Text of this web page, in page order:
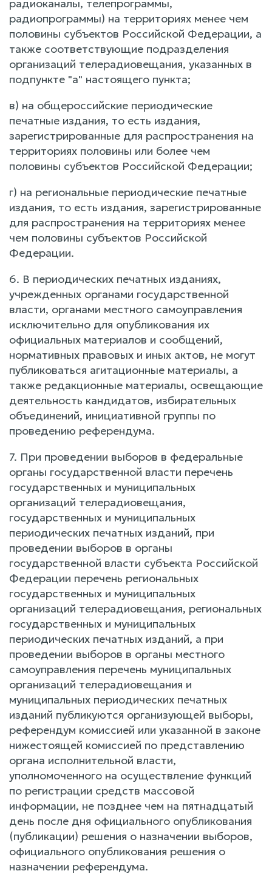
радиоканалы, телепрограммы,
радиопрограммы) на территориях менее чем
половины субъектов Российской Федерации, а
также соответствующие подразделения
организаций телерадиовещания, указанных в
подпункте "а" настоящего пункта;
в) на общероссийские периодические
печатные издания, то есть издания,
зарегистрированные для распространения на
территориях половины или более чем
половины субъектов Российской Федерации;
г) на региональные периодические печатные
издания, то есть издания, зарегистрированные
для распространения на территориях менее
чем половины субъектов Российской
Федерации.
6. В периодических печатных изданиях,
учрежденных органами государственной
власти, органами местного самоуправления
исключительно для опубликования их
официальных материалов и сообщений,
нормативных правовых и иных актов, не могут
публиковаться агитационные материалы, а
также редакционные материалы, освещающие
деятельность кандидатов, избирательных
объединений, инициативной группы по
проведению референдума.
7. При проведении выборов в федеральные
органы государственной власти перечень
государственных и муниципальных
организаций телерадиовещания,
государственных и муниципальных
периодических печатных изданий, при
проведении выборов в органы
государственной власти субъекта Российской
Федерации перечень региональных
государственных и муниципальных
организаций телерадиовещания, региональных
государственных и муниципальных
периодических печатных изданий, а при
проведении выборов в органы местного
самоуправления перечень муниципальных
организаций телерадиовещания и
муниципальных периодических печатных
изданий публикуются организующей выборы,
референдум комиссией или указанной в законе
нижестоящей комиссией по представлению
органа исполнительной власти,
уполномоченного на осуществление функций
по регистрации средств массовой
информации, не позднее чем на пятнадцатый
день после дня официального опубликования
(публикации) решения о назначении выборов,
официального опубликования решения о
назначении референдума.